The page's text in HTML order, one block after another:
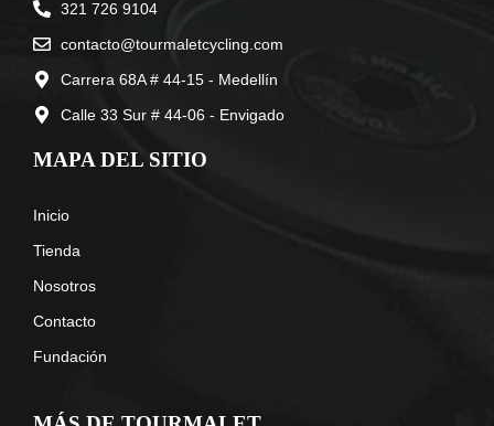
321 726 9104
contacto@tourmaletcycling.com
Carrera 68A # 44-15 - Medellín
Calle 33 Sur # 44-06 - Envigado
MAPA DEL SITIO
Inicio
Tienda
Nosotros
Contacto
Fundación